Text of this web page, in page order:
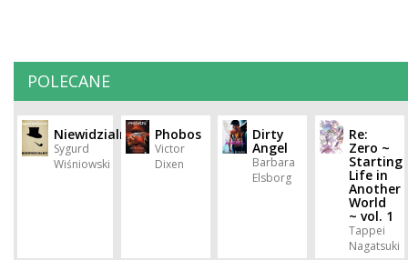
POLECANE
Niewidzialny
Sygurd
Wiśniowski
Phobos
Victor
Dixen
Dirty
Angel
Barbara
Elsborg
Re:
Zero ~
Starting
Life in
Another
World
~ vol. 1
Tappei
Nagatsuki